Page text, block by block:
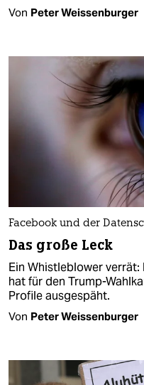
Von Peter Weissenburger
Facebook und der
Das große Leck
Ein Whistleblower
hat für den Trump-
Profile ausgespäht.
Von Peter Weissenburger